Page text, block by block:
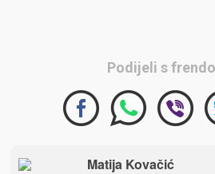
Podijeli s
Matija Kovačić